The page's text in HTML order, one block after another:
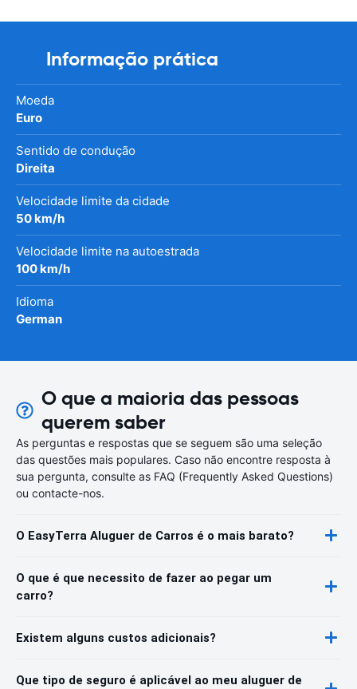
Informação prática
Moeda
Euro
Sentido de condução
Direita
Velocidade limite da cidade
50 km/h
Velocidade limite na autoestrada
100 km/h
Idioma
German
O que a maioria das pessoas
querem saber
As perguntas e respostas que se seguem são uma seleção
das questões mais populares. Caso não encontre resposta à
sua pergunta, consulte as FAQ (Frequently Asked Questions)
ou contacte-nos.
O EasyTerra Aluguer de Carros é o mais barato?
O que é que necessito de fazer ao pegar um
carro?
Existem alguns custos adicionais?
Que tipo de seguro é aplicável ao meu aluguer de